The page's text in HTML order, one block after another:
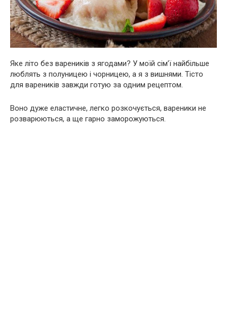
Яке літо без вареників з ягодами? У моїй сім’ї найбільше
люблять з полуницею і чорницею, а я з вишнями. Тісто
для вареників завжди готую за одним рецептом.
Воно дуже еластичне, легко розкочується, вареники не
розварюються, а ще гарно заморожуються.